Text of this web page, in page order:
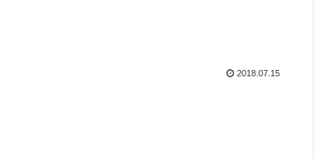
2018.07.15